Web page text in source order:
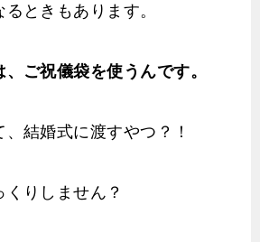
ときもあります。
ご祝儀袋を使うんです。
結婚式に渡すやつ？！
りしません？